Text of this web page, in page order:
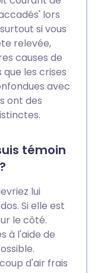
lors
si vous
relevée,
causes de
les crises
avec
ont des
témoin
lui
Si elle est
le côté.
à l'aide de
d'air frais